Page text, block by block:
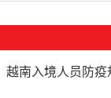
越南入境人员防疫